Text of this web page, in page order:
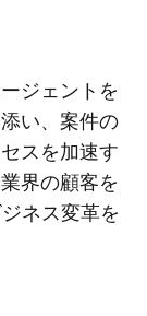
ジェントを
い、案件の
スを加速す
界の顧客を
ネス変革を